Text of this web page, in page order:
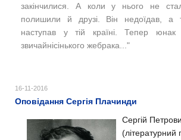
закінчилися. А коли у нього не
полишили й друзі. Він недоїдав,
наступав у тій країні. Тепер юнак
звичайнісінького жебрака..."
16-11-2016
Оповідання Сергія Плачинди
Сергій
(літературний